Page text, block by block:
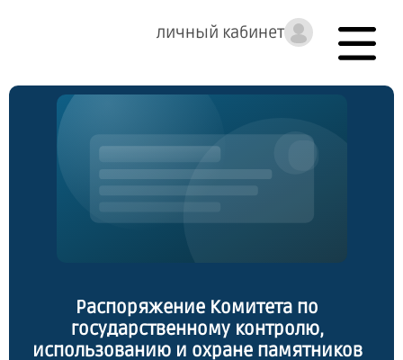
личный кабинет
Распоряжение Комитета по
государственному контролю,
использованию и охране памятников